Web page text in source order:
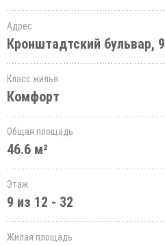
Адрес
Кронштадтский бульвар, 9
Класс жилья
Комфорт
Общая площадь
46.6 м²
Этаж
9 из 12 - 32
Жилая площадь